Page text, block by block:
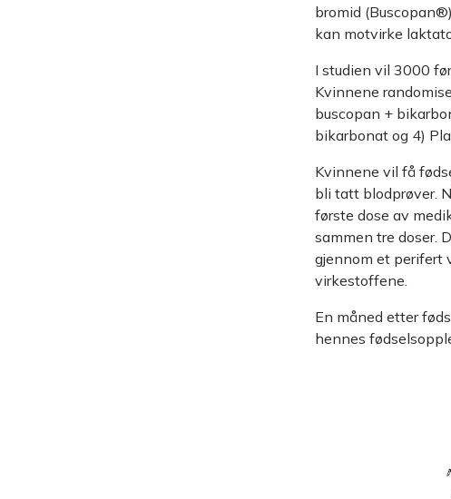
bromid
kan motvirke
I studien vil 3000
Kvinnene
buscopan +
bikarbonat og 4)
Kvinnene vil få
bli tatt blodprøver.
første dose av
sammen tre doser.
gjennom et perifert
virkestoffene.
En måned etter
hennes